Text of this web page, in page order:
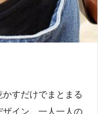
すだけでまとまる
イン、一人一人の